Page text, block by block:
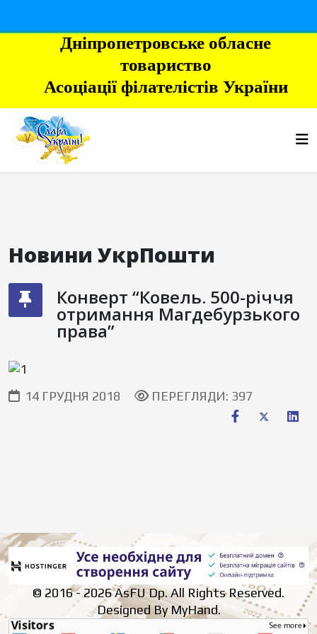
Дніпропетровське обласне
товариство
Асоціації філателістів України
Новини УкрПошти
Конверт “Ковель. 500-річчя
отримання Магдебурзького
права”
14 ГРУДНЯ 2018 ПЕРЕГЛЯДИ: 397
© 2016 - 2026 AsFU Dp. All Rights Reserved.
Designed By MyHand.